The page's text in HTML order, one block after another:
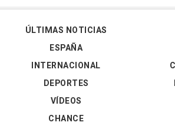
ÚLTIMAS NOTICIAS
ESPAÑA
INTERNACIONAL
DEPORTES
VÍDEOS
CHANCE